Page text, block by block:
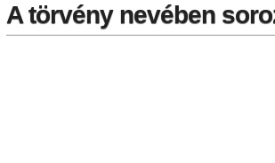
A törvény nevében